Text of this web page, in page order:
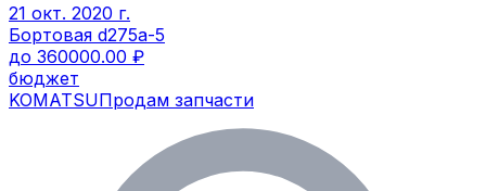
21 окт. 2020 г.
Бортовая d275a-5
до 360000.00 ₽
бюджет
KOMATSUПродам запчасти